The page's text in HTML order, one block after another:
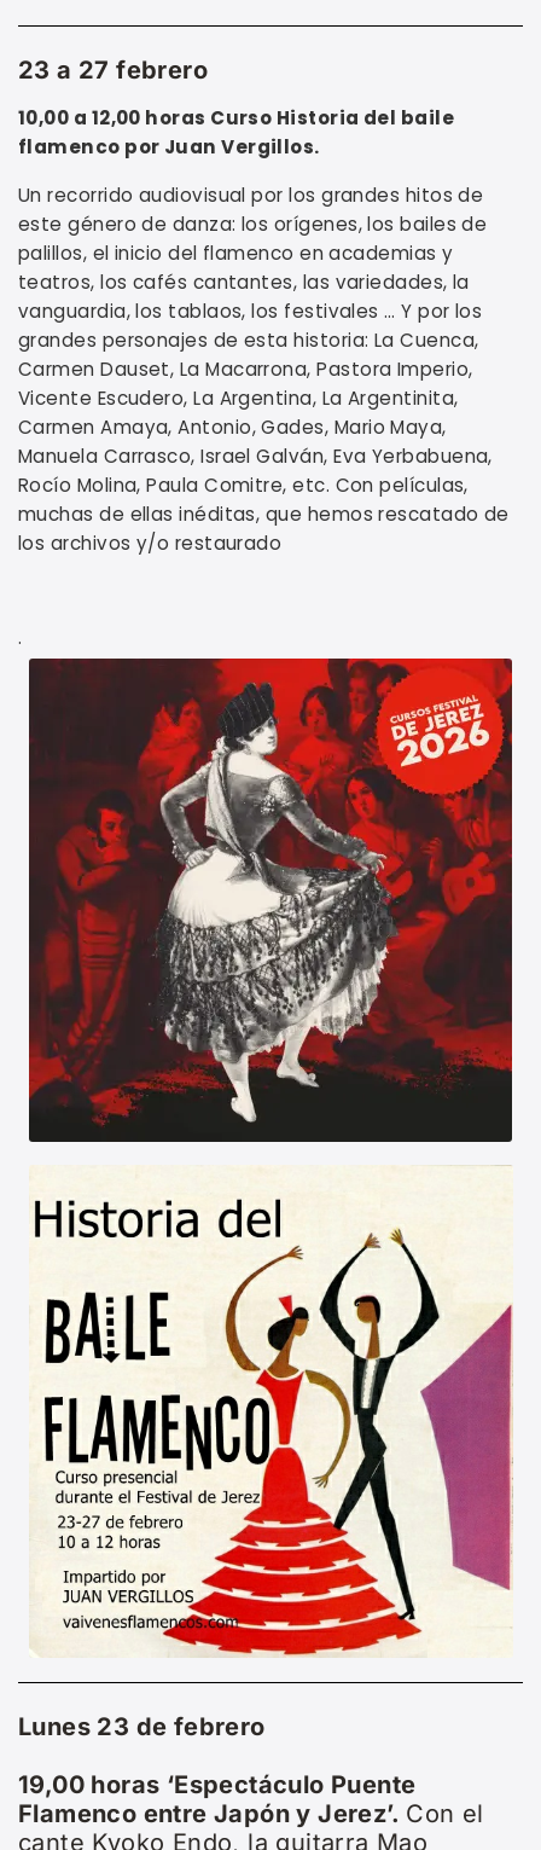
23 a 27 febrero
10,00 a 12,00 horas Curso Historia del baile
flamenco por Juan Vergillos.
Un recorrido audiovisual por los grandes hitos de
este género de danza: los orígenes, los bailes de
palillos, el inicio del flamenco en academias y
teatros, los cafés cantantes, las variedades, la
vanguardia, los tablaos, los festivales … Y por los
grandes personajes de esta historia: La Cuenca,
Carmen Dauset, La Macarrona, Pastora Imperio,
Vicente Escudero, La Argentina, La Argentinita,
Carmen Amaya, Antonio, Gades, Mario Maya,
Manuela Carrasco, Israel Galván, Eva Yerbabuena,
Rocío Molina, Paula Comitre, etc. Con películas,
muchas de ellas inéditas, que hemos rescatado de
los archivos y/o restaurado
.
Lunes 23 de febrero
19,00 horas ‘Espectáculo Puente
Flamenco entre Japón y Jerez’. Con el
cante Kyoko Endo, la guitarra Mao